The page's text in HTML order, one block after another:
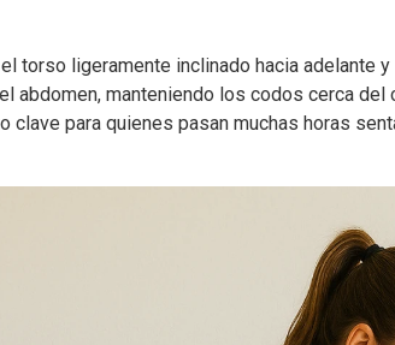
torso ligeramente inclinado hacia adelante
abdomen, manteniendo los codos cerca
clave para quienes pasan muchas horas